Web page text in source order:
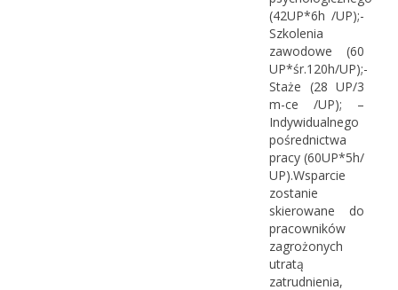
(42UP*6h /UP);-
Szkolenia
zawodowe (60
UP*śr.120h/UP);-
Staże (28 UP/3
m-ce /UP); –
Indywidualnego
pośrednictwa
pracy (60UP*5h/
UP).Wsparcie
zostanie
skierowane do
pracowników
zagrożonych
utratą
zatrudnienia,